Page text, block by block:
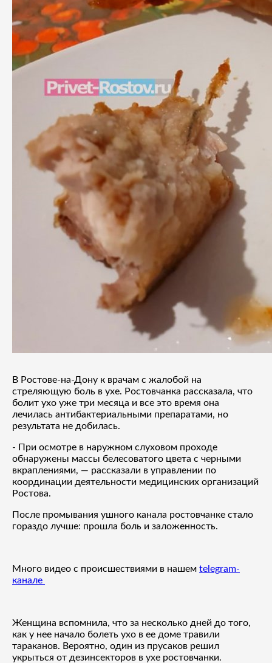
В Ростове-на-Дону к врачам с жалобой на
стреляющую боль в ухе. Ростовчанка рассказала, что
болит ухо уже три месяца и все это время она
лечилась антибактериальными препаратами, но
результата не добилась.
- При осмотре в наружном слуховом проходе
обнаружены массы белесоватого цвета с черными
вкраплениями, — рассказали в управлении по
координации деятельности медицинских организаций
Ростова.
После промывания ушного канала ростовчанке стало
гораздо лучше: прошла боль и заложенность.
Много видео с происшествиями в нашем telegram-
канале
Женщина вспомнила, что за несколько дней до того,
как у нее начало болеть ухо в ее доме травили
тараканов. Вероятно, один из прусаков решил
укрыться от дезинсекторов в ухе ростовчанки.